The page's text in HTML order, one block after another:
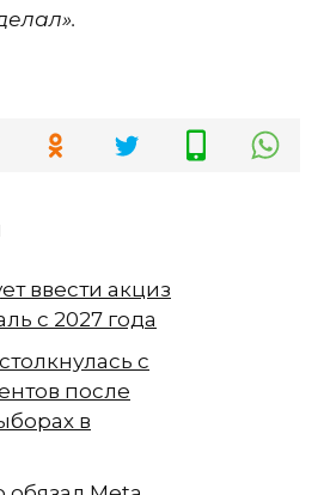
ввести акциз
с 2027 года
с
после
в